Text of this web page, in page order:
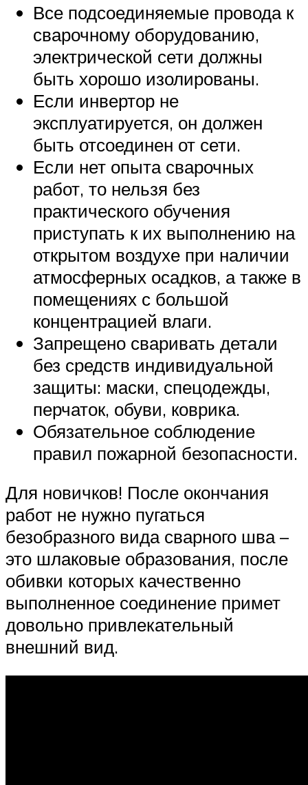
Все подсоединяемые провода к
сварочному оборудованию,
электрической сети должны
быть хорошо изолированы.
Если инвертор не
эксплуатируется, он должен
быть отсоединен от сети.
Если нет опыта сварочных
работ, то нельзя без
практического обучения
приступать к их выполнению на
открытом воздухе при наличии
атмосферных осадков, а также в
помещениях с большой
концентрацией влаги.
Запрещено сваривать детали
без средств индивидуальной
защиты: маски, спецодежды,
перчаток, обуви, коврика.
Обязательное соблюдение
правил пожарной безопасности.
Для новичков! После окончания
работ не нужно пугаться
безобразного вида сварного шва –
это шлаковые образования, после
обивки которых качественно
выполненное соединение примет
довольно привлекательный
внешний вид.